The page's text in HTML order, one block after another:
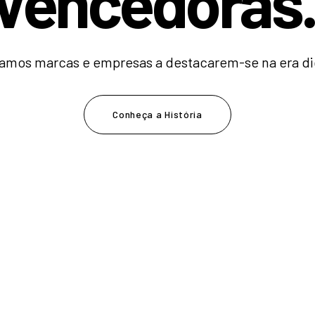
marcas e empresas a destacarem-se na era
Conheça a História